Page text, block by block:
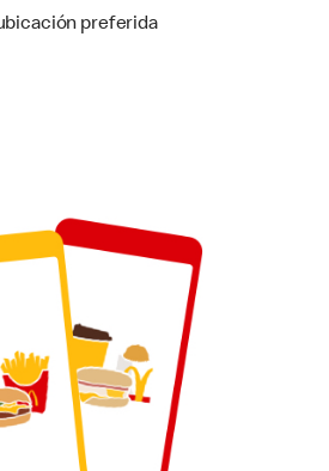
preferida